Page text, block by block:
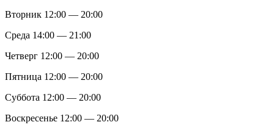
Вторник 12:00 — 20:00
Среда 14:00 — 21:00
Четверг 12:00 — 20:00
Пятница 12:00 — 20:00
Суббота 12:00 — 20:00
Воскресенье 12:00 — 20:00